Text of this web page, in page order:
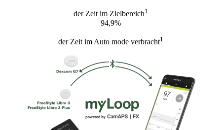
der Zeit im Zielbereich1
94,9%
der Zeit im Auto mode verbracht1